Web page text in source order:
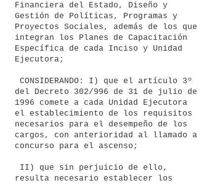
Financiera del Estado, Diseño y
Gestión de Políticas, Programas y
Proyectos Sociales, además de los que
integran los Planes de Capacitación
Específica de cada Inciso y Unidad
Ejecutora;
del Decreto 302/996 de 31 de julio de
1996 comete a cada Unidad Ejecutora
el establecimiento de los requisitos
necesarios para el desempeño de los
cargos, con anterioridad al llamado a
concurso para el ascenso;
resulta necesario establecer los